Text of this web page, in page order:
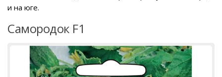
и на юге.
Самородок F1